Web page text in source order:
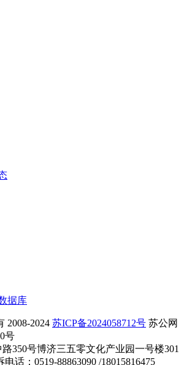
据库
2008-2024 苏ICP备2024058712号 苏公网
号
350号博济三五零文化产业园一号楼301
话：0519-88863090 /18015816475